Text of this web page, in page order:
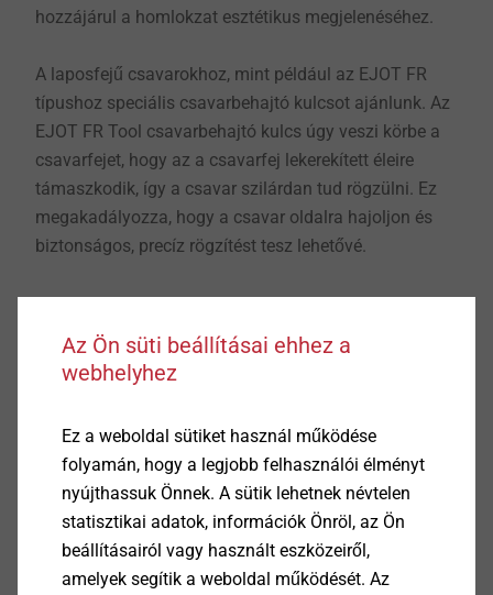
hozzájárul a homlokzat esztétikus megjelenéséhez.
​​​​​​​A laposfejű csavarokhoz, mint például az EJOT FR
típushoz speciális csavarbehajtó kulcsot ajánlunk. Az
EJOT FR Tool csavarbehajtó kulcs úgy veszi körbe a
csavarfejet, hogy az a csavarfej lekerekített éleire
támaszkodik, így a csavar szilárdan tud rögzülni. Ez
megakadályozza, hogy a csavar oldalra hajoljon és
biztonságos, precíz rögzítést tesz lehetővé.
​​​​​​​A lencsefejet szintén egy belső kulcsnyílás jellemzi,
Mivel a csavarozás után csak enyhe lencseformájú
görbület látható, ezt a csavarfejet gyakran használják
homlokzatokon. Az alacsony és széles csavarfejforma
észrevétlenül illeszkedik, így különösen esztétikus
homlokzatokon.
Az Ön süti beállításai ehhez a
webhelyhez
Ez a weboldal sütiket használ működése
folyamán, hogy a legjobb felhasználói élményt
nyújthassuk Önnek. A sütik lehetnek névtelen
statisztikai adatok, információk Önröl, az Ön
beállításairól vagy használt eszközeiről,
amelyek segítik a weboldal működését. Az